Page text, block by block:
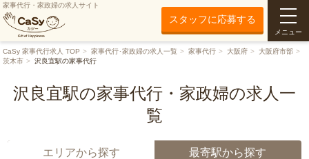
家事代行・家政婦の求人サイト
スタッフに応募する
メニュー
CaSy 家事代行求人 TOP 家事代行･家政婦の求人一覧 家事代行 大阪府
大阪府市部
茨木市
沢良宜駅の家事代行
沢良宜駅の家事代行・家政婦の求人一
覧
エリアから探す 最寄駅から探す